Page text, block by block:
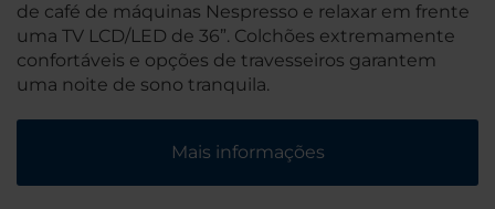
de café de máquinas Nespresso e relaxar em frente
uma TV LCD/LED de 36”. Colchões extremamente
confortáveis e opções de travesseiros garantem
uma noite de sono tranquila.
Mais informações